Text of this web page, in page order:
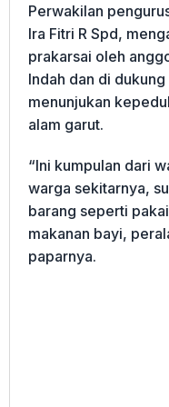
Perwakilan
Ira Fitri R Spd,
prakarsai oleh
Indah dan di
menunjukan
alam garut.
“Ini kumpulan dari
warga sekitarnya,
barang seperti
makanan bayi,
paparnya.